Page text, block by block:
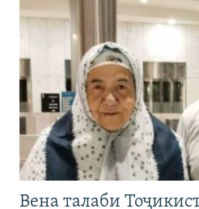
Вена талаби